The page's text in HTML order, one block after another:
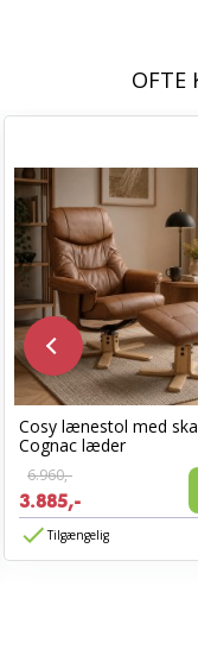
OFTE
Cosy lænestol med
Cognac læder
6.960,-
3.885,-
Tilgængelig